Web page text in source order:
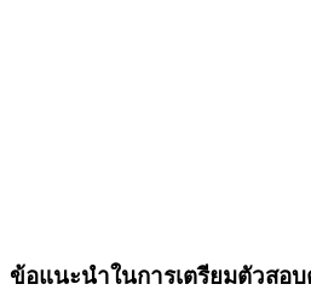
ข้อแนะนำในการเตรียมตัวสอ